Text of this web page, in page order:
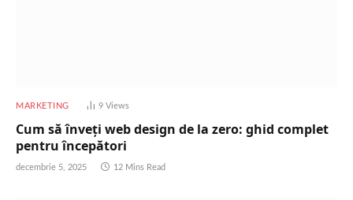
MARKETING 9 Views
Cum să înveți web design de la zero: ghid complet
pentru începători
decembrie 5, 2025 12 Mins Read